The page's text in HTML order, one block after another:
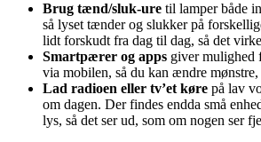
Brug tænd/sluk-ure til lamper både
så lyset tænder og slukker på
lidt forskudt fra dag til dag, så det
Smartpærer og apps giver mulighed
via mobilen, så du kan ændre
Lad radioen eller tv’et køre på lav
om dagen. Der findes endda små
lys, så det ser ud, som om nogen ser